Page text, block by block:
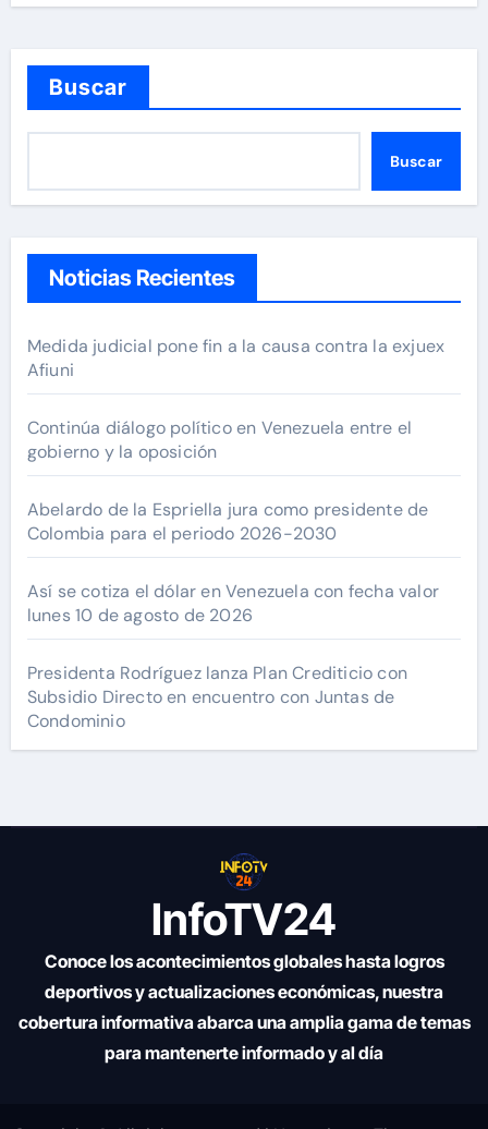
Buscar
Buscar
Noticias Recientes
Medida judicial pone fin a la causa contra la exjuex
Afiuni
Continúa diálogo político en Venezuela entre el
gobierno y la oposición
Abelardo de la Espriella jura como presidente de
Colombia para el periodo 2026-2030
Así se cotiza el dólar en Venezuela con fecha valor
lunes 10 de agosto de 2026
Presidenta Rodríguez lanza Plan Crediticio con
Subsidio Directo en encuentro con Juntas de
Condominio
InfoTV24
Conoce los acontecimientos globales hasta logros
deportivos y actualizaciones económicas, nuestra
cobertura informativa abarca una amplia gama de temas
para mantenerte informado y al día